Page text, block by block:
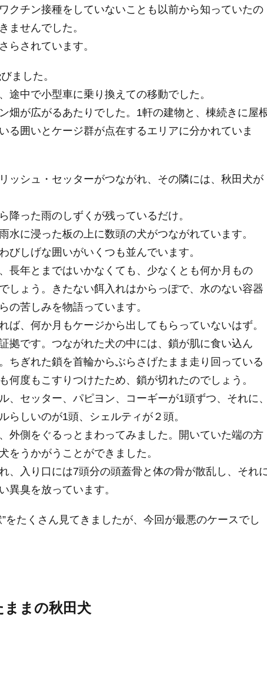
クチン接種をしていないことも以前から知っていたの
ませんでした。
らされています。
ました。
中で小型車に乗り換えての移動でした。
畑が広がるあたりでした。1軒の建物と、棟続きに屋
る囲いとケージ群が点在するエリアに分かれていま
ッシュ・セッターがつながれ、その隣には、秋田犬が
降った雨のしずくが残っているだけ。
に浸った板の上に数頭の犬がつながれています。
しげな囲いがいくつも並んでいます。
長年とまではいかなくても、少なくとも何か月もの
しょう。きたない餌入れはからっぽで、水のない容器
の苦しみを物語っています。
、何か月もケージから出してもらっていないはず。
拠です。つながれた犬の中には、鎖が肌に食い込ん
ちぎれた鎖を首輪からぶらさげたまま走り回っている
何度もこすりつけたため、鎖が切れたのでしょう。
、セッター、パピヨン、コーギーが1頭ずつ、それに
らしいのが1頭、シェルティが２頭。
外側をぐるっとまわってみました。開いていた端の方
をうかがうことができました。
、入り口には7頭分の頭蓋骨と体の骨が散乱し、それ
異臭を放っています。
をたくさん見てきましたが、今回が最悪のケースでし
まの秋田犬